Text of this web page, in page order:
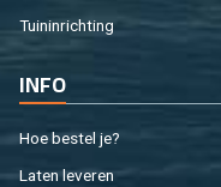
Tuin­in­rich­ting
INFO
Hoe be­stel je?
Laten le­ve­ren